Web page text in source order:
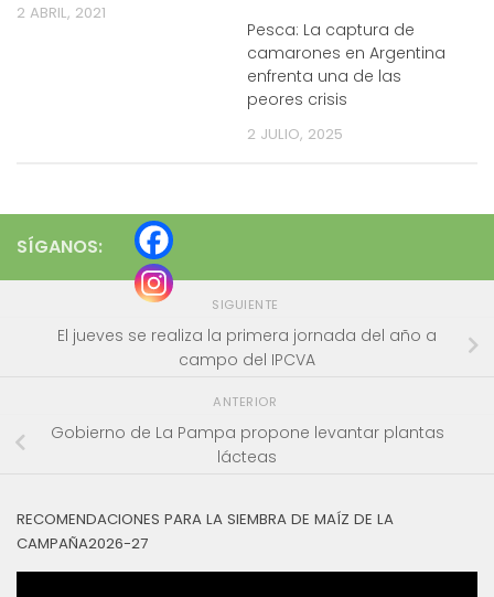
2 ABRIL, 2021
Pesca: La captura de
camarones en Argentina
enfrenta una de las
peores crisis
2 JULIO, 2025
SÍGANOS:
SIGUIENTE
El jueves se realiza la primera jornada del año a
campo del IPCVA
ANTERIOR
Gobierno de La Pampa propone levantar plantas
lácteas
RECOMENDACIONES PARA LA SIEMBRA DE MAÍZ DE LA
CAMPAÑA2026-27